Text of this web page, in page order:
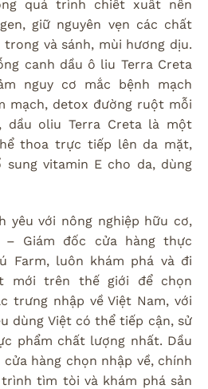
quá trình chiết xuất nên
giữ nguyên vẹn các chất
và sánh, mùi hương dịu.
canh dầu ô liu Terra Creta
nguy cơ mắc bệnh mạch
mạch, detox đường ruột mỗi
dầu oliu Terra Creta là một
thoa trực tiếp lên da mặt,
vitamin E cho da, dùng
yêu với nông nghiệp hữu cơ,
– Giám đốc cửa hàng thực
Farm, luôn khám phá và đi
mới trên thế giới để chọn
trưng nhập về Việt Nam, với
dùng Việt có thể tiếp cận, sử
phẩm chất lượng nhất. Dầu
hàng chọn nhập về, chính
tìm tòi và khám phá sản